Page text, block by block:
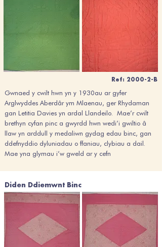
Ref: 2000-2-B
Gwnaed y cwilt hwn yn y 1930au ar gyfer
Arglwyddes Aberdâr ym Mlaenau, ger Rhydaman
gan Letitia Davies yn ardal Llandeilo. Mae’r cwilt
brethyn cyfan pinc a gwyrdd hwn wedi’i gwiltio â
llaw yn arddull y medaliwn gydag edau binc, gan
ddefnyddio dyluniadau o ffaniau, clybiau a dail.
Mae yna glymau i’w gweld ar y cefn
Diden Ddiemwnt Binc